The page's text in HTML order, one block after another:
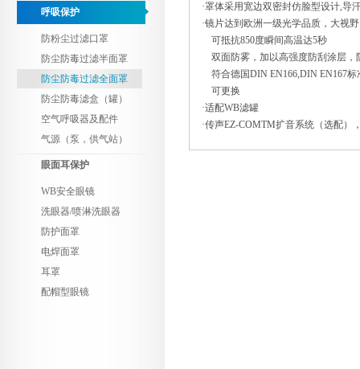
呼吸保护
防粉尘过滤口罩
防尘防毒过滤半面罩
防尘防毒过滤全面罩
防尘防毒滤盒（罐）
空气呼吸器及配件
气源（泵，供气站）
眼面耳保护
WB安全眼镜
洗眼器/喷淋洗眼器
防护面罩
电焊面罩
耳罩
配帽型眼镜
·罩体采用宽边双密封仿脸型设计,导
·镜片达到欧洲一级光学品质，大视
可抵抗850度瞬间高温达5秒
双面防雾，加以高强度防刮涂层，
符合德国DIN EN166,DIN EN167标
可更换
·适配WB滤罐
·传声EZ-COMTM扩音系统（选配）